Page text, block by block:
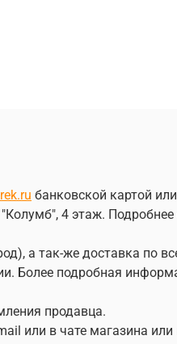
банковской картой
4 этаж.
а так-же доставка по
Более подробная
продавца.
или в чате магазина